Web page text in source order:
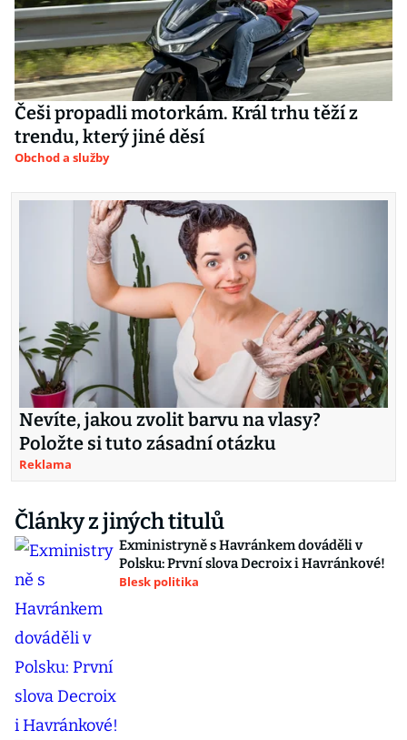
Češi propadli motorkám. Král trhu těží z
trendu, který jiné děsí
Obchod a služby
Nevíte, jakou zvolit barvu na vlasy?
Položte si tuto zásadní otázku
Reklama
Články z jiných titulů
Exministryně s Havránkem dováděli v
Polsku: První slova Decroix i Havránkové!
Blesk politika